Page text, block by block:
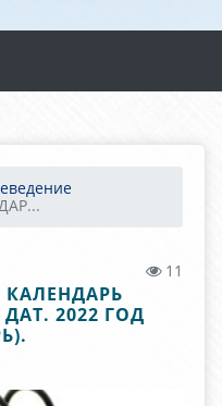
11
КАЛЕНДАРЬ
2022 ГОД